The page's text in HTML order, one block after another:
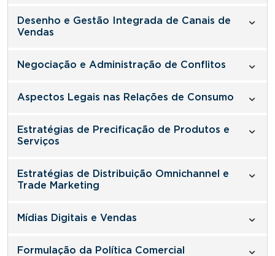
Desenho e Gestão Integrada de Canais de
Vendas
Negociação e Administração de Conflitos
Aspectos Legais nas Relações de Consumo
Estratégias de Precificação de Produtos e
Serviços
Estratégias de Distribuição Omnichannel e
Trade Marketing
Mídias Digitais e Vendas
Formulação da Política Comercial